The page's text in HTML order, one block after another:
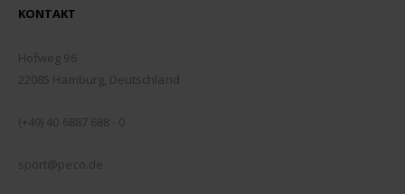
KONTAKT
Hofweg 96
22085 Hamburg, Deutschland
(+49) 40 6887 688 - 0
sport@peco.de